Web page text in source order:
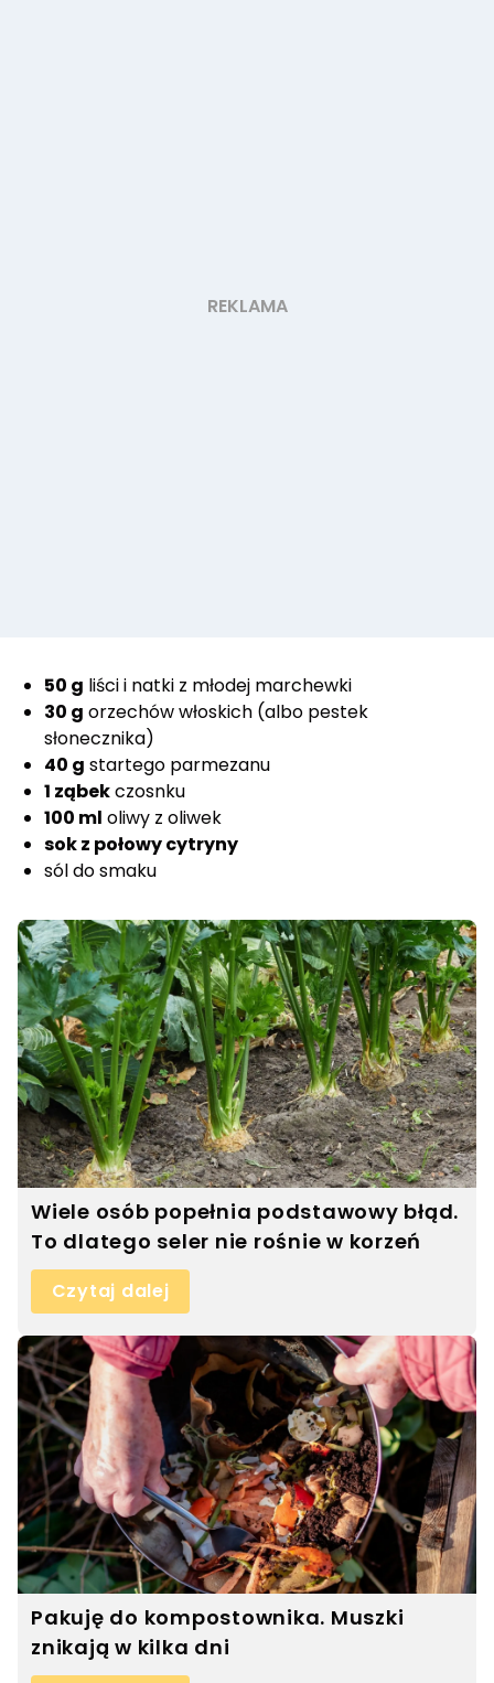
50 g liści i natki z młodej marchewki
30 g orzechów włoskich (albo pestek
słonecznika)
40 g startego parmezanu
1 ząbekczosnku
100 ml oliwy z oliwek
sok z połowy cytryny
sól do smaku
Wiele osób popełnia podstawowy błąd.
To dlatego seler nie rośnie w korzeń
Czytaj dalej
Pakuję do kompostownika. Muszki
znikają w kilka dni